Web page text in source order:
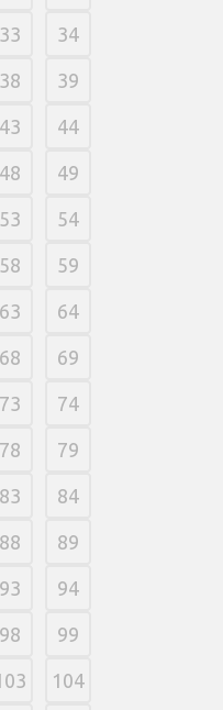
33 34
38 39
43 44
48 49
53 54
58 59
63 64
68 69
73 74
78 79
83 84
88 89
93 94
98 99
104